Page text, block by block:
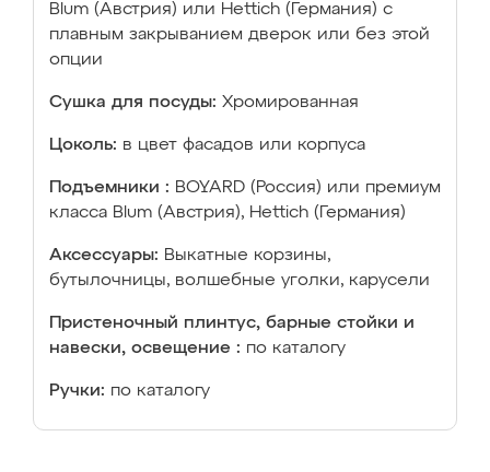
Blum (Австрия) или Hettich (Германия) с
плавным закрыванием дверок или без этой
опции
Сушка для посуды: Хромированная
Цоколь: в цвет фасадов или корпуса
Подъемники : BOYARD (Россия) или премиум
класса Blum (Австрия), Hettich (Германия)
Аксессуары: Выкатные корзины,
бутылочницы, волшебные уголки, карусели
Пристеночный плинтус, барные стойки и
навески, освещение : по каталогу
Ручки: по каталогу